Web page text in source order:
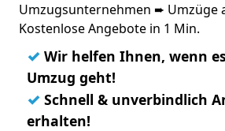
Umzugsunternehmen ➨ Umzüge
Kostenlose Angebote in 1 Min.
✓ Wir helfen Ihnen, wenn
Umzug geht!
✓ Schnell & unverbindlich
erhalten!